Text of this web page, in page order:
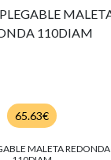
65.63€
MALETA REDONDA